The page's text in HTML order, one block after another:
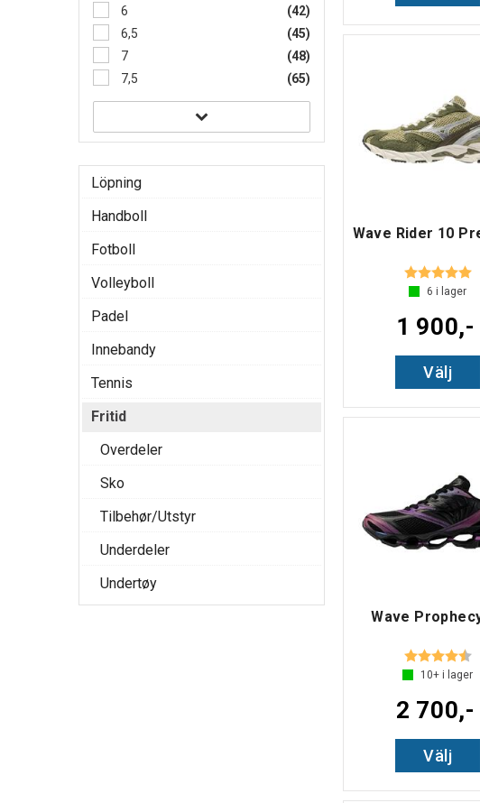
6
(42)
6,5
(45)
7
(48)
7,5
(65)
Löpning
Handboll
Fotboll
Volleyboll
Padel
Innebandy
Tennis
Fritid
Overdeler
Sko
Tilbehør/Utstyr
Underdeler
Undertøy
Wave Rider 10
Betyg:
6 i lager
1 900,-
Välj
Wave
Betyg:
10+ i lager
2 700,-
Välj